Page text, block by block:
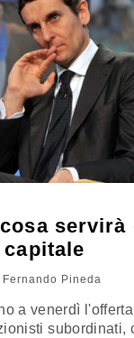
servirà
Pineda
a venerdì
subordinati,